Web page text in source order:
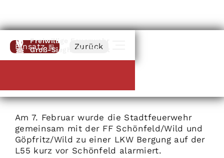
Freiwillige Feuerwehr
Groß-Siegharts-Stadt
Einsatz Zurück
Am 7. Februar wurde die Stadtfeuerwehr
gemeinsam mit der FF Schönfeld/Wild und
Göpfritz/Wild zu einer LKW Bergung auf der
L55 kurz vor Schönfeld alarmiert.